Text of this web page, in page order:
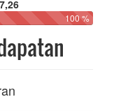
100 %